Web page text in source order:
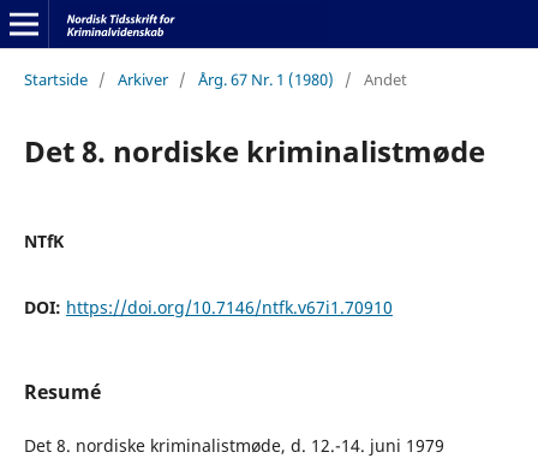
Startside / Arkiver / Årg. 67 Nr. 1 (1980) / Andet
Det 8. nordiske kriminalistmøde
NTfK
DOI: https://doi.org/10.7146/ntfk.v67i1.70910
Resumé
Det 8. nordiske kriminalistmøde, d. 12.-14. juni 1979